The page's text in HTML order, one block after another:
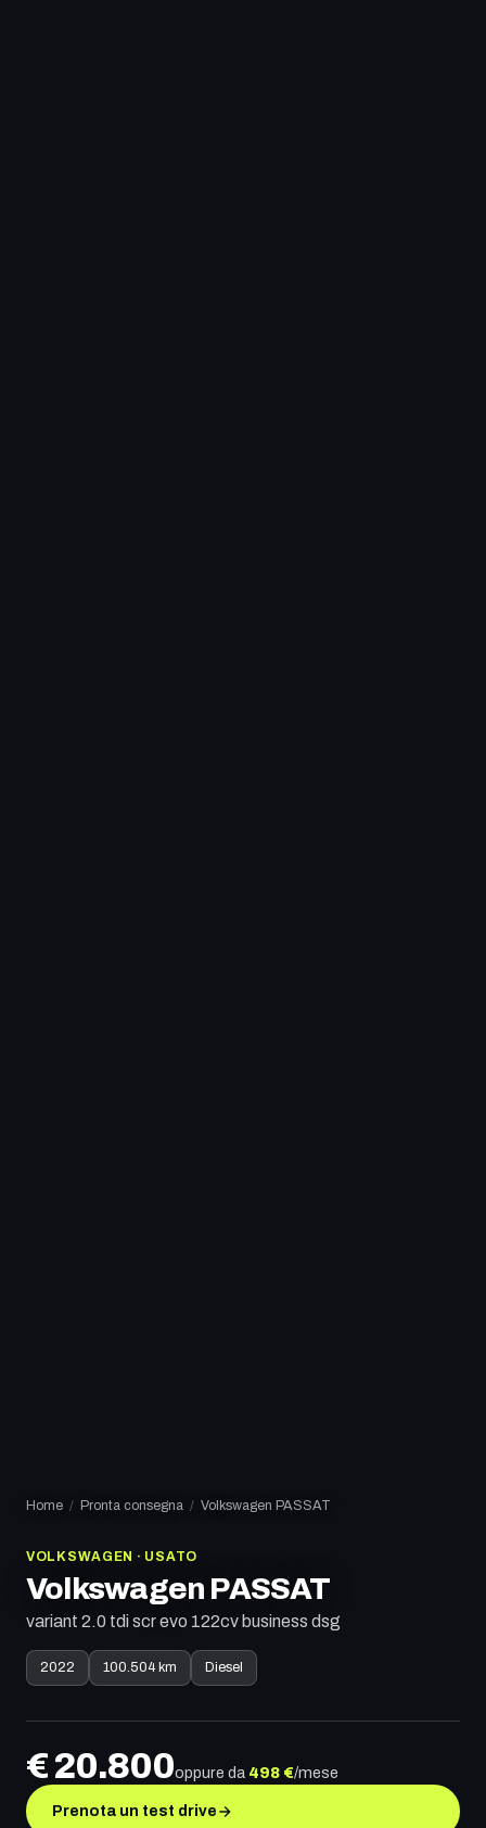
Home / Pronta consegna / Volkswagen PASSAT
VOLKSWAGEN · USATO
Volkswagen PASSAT
variant 2.0 tdi scr evo 122cv business dsg
2022 100.504 km Diesel
€20.800oppure da 498€/mese
Prenota un test drive